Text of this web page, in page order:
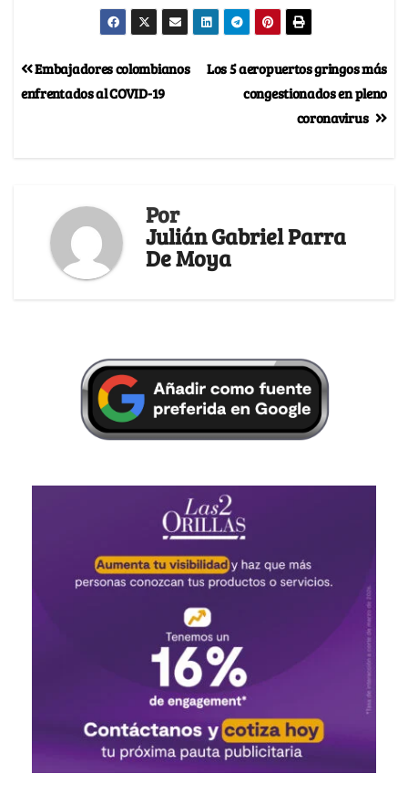
Los 5 aeropuertos gringos más
congestionados en pleno
coronavirus
Embajadores colombianos
enfrentados al COVID-19
Por
Julián Gabriel Parra
De Moya